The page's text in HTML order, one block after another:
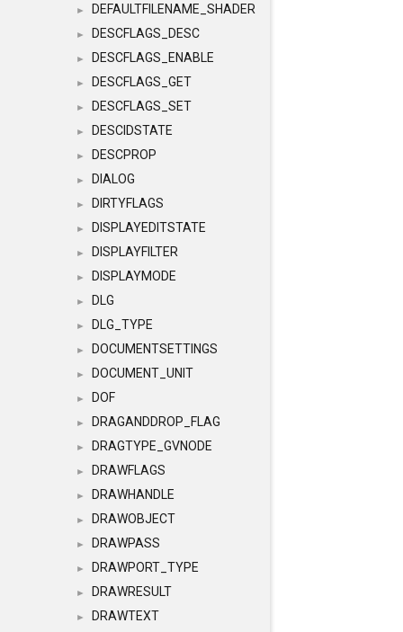
► DEFAULTFILENAME_SHADER
► DESCFLAGS_DESC
► DESCFLAGS_ENABLE
► DESCFLAGS_GET
► DESCFLAGS_SET
► DESCIDSTATE
► DESCPROP
► DIALOG
► DIRTYFLAGS
► DISPLAYEDITSTATE
► DISPLAYFILTER
► DISPLAYMODE
► DLG
► DLG_TYPE
► DOCUMENTSETTINGS
► DOCUMENT_UNIT
► DOF
► DRAGANDDROP_FLAG
► DRAGTYPE_GVNODE
► DRAWFLAGS
► DRAWHANDLE
► DRAWOBJECT
► DRAWPASS
► DRAWPORT_TYPE
► DRAWRESULT
► DRAWTEXT